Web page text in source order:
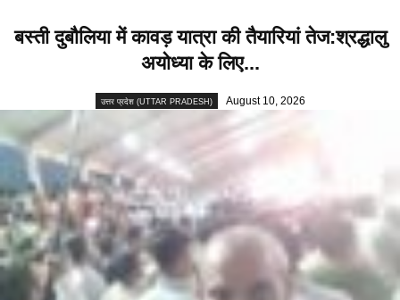
बस्ती दुबौलिया में कावड़ यात्रा की तैयारियां तेज:श्रद्धालु
अयोध्या के लिए...
उत्तर प्रदेश (UTTAR PRADESH) August 10, 2026